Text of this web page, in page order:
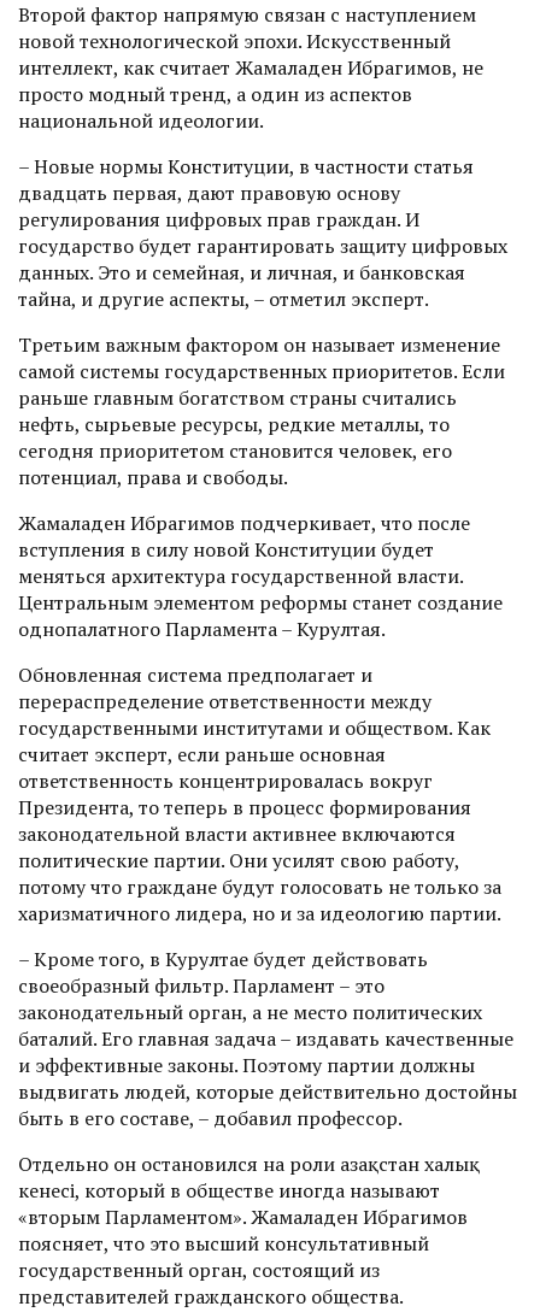
Второй фактор напрямую связан с наступлением
новой технологической эпохи. Искусственный
интеллект, как считает Жамаладен Ибрагимов, не
просто модный тренд, а один из аспектов
национальной идеологии.
– Новые нормы Конституции, в частности статья
двадцать первая, дают правовую основу
регулирования цифровых прав граждан. И
государство будет гарантировать защиту цифровых
данных. Это и семейная, и личная, и банковская
тайна, и другие аспекты, – отметил эксперт.
Третьим важным фактором он называет изменение
самой системы государственных приоритетов. Если
раньше главным богатством страны считались
нефть, сырьевые ресурсы, редкие металлы, то
сегодня приоритетом становится человек, его
потенциал, права и свободы.
Жамаладен Ибрагимов подчеркивает, что после
вступления в силу новой Конституции будет
меняться архитектура государственной власти.
Центральным элементом реформы станет соз­дание
однопалатного Парламента – Курултая.
Обновленная система предполагает и
перераспределение ответственности между
государственными институтами и обществом. Как
считает эксперт, если раньше основная
ответственность концент­рировалась вокруг
Президента, то теперь в процесс формирования
законодательной власти активнее включаются
политические партии. Они усилят свою работу,
потому что граждане будут голосовать не только за
харизматичного лидера, но и за идеологию партии.
– Кроме того, в Курултае будет действовать
своеобразный фильтр. Парламент – это
законодательный орган, а не место политических
баталий. Его главная задача – издавать качественные
и эффективные законы. Поэтому партии должны
выдвигать людей, которые действительно достойны
быть в его составе, – добавил профессор.
Отдельно он остановился на роли Қазақстан халық
кенесі, который в обществе иногда называют
«вторым Парламентом». Жамаладен Ибрагимов
поясняет, что это высший консультативный
государственный орган, состоящий из
представителей гражданского общества.